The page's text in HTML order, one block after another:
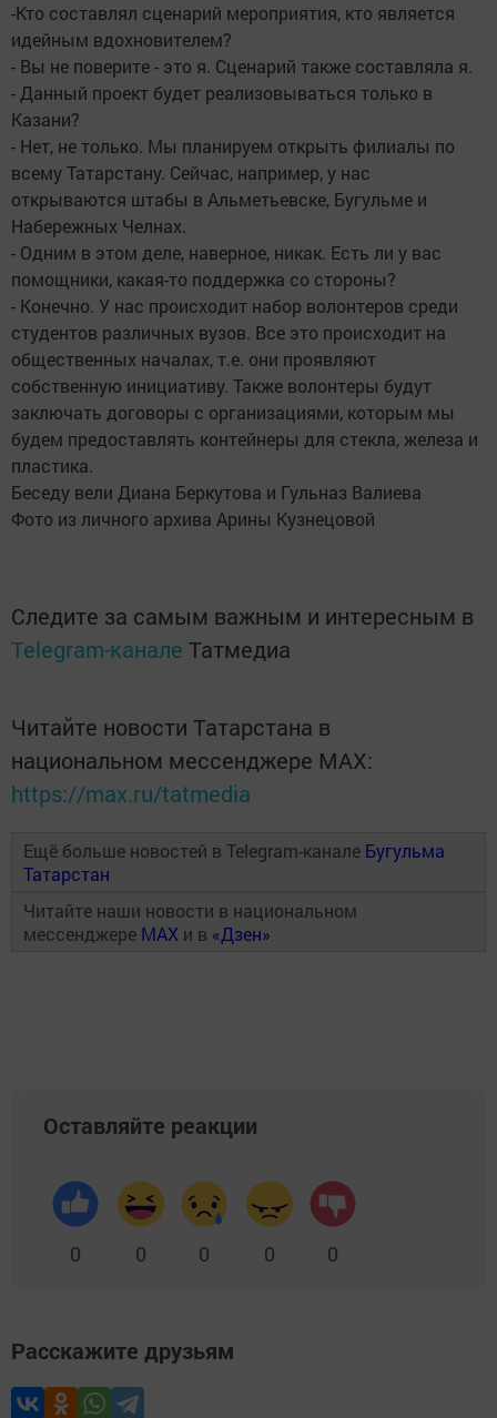
-Кто составлял сценарий мероприятия, кто является
идейным вдохновителем?
- Вы не поверите - это я. Сценарий также составляла я.
- Данный проект будет реализовываться только в
Казани?
- Нет, не только. Мы планируем открыть филиалы по
всему Татарстану. Сейчас, например, у нас
открываются штабы в Альметьевске, Бугульме и
Набережных Челнах.
- Одним в этом деле, наверное, никак. Есть ли у вас
помощники, какая-то поддержка со стороны?
- Конечно. У нас происходит набор волонтеров среди
студентов различных вузов. Все это происходит на
общественных началах, т.е. они проявляют
собственную инициативу. Также волонтеры будут
заключать договоры с организациями, которым мы
будем предоставлять контейнеры для стекла, железа и
пластика.
Беседу вели Диана Беркутова и Гульназ Валиева
Фото из личного архива Арины Кузнецовой
Следите за самым важным и интересным в
Telegram-канале Татмедиа
Читайте новости Татарстана в
национальном мессенджере MАХ:
https://max.ru/tatmedia
Ещё больше новостей в Telegram-канале Бугульма
Татарстан
Читайте наши новости в национальном
мессенджере MAX и в «Дзен»
Оставляйте реакции
0 0 0 0 0
Расскажите друзьям